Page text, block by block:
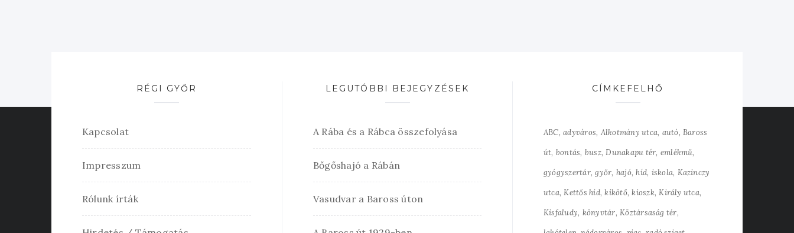
RÉGI GYŐR
Kapcsolat
Impresszum
Rólunk írták
LEGUTÓBBI BEJEGYZÉSEK
A Rába és a Rábca összefolyása
Bőgőshajó a Rábán
Vasudvar a Baross úton
CÍMKEFELHŐ
ABC adyváros Alkotmány utca autó Baross
út bontás busz Dunakapu tér emlékmű
gyógyszertár győr hajó híd iskola Kazinczy
utca Kettős híd kikötő kioszk Király utca
Kisfaludy könyvtár Köztársaság tér